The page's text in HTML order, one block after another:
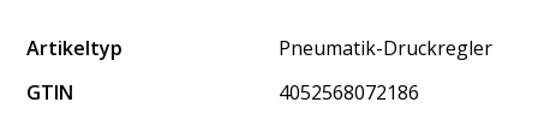
Artikeltyp
Pneumatik-Druckregler
GTIN
4052568072186